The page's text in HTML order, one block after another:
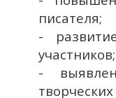
писателя;
-
участников;
-